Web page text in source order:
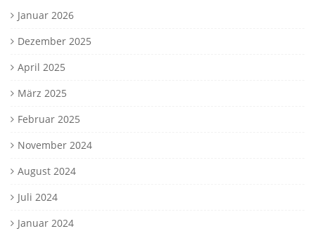
Januar 2026
Dezember 2025
April 2025
März 2025
Februar 2025
November 2024
August 2024
Juli 2024
Januar 2024